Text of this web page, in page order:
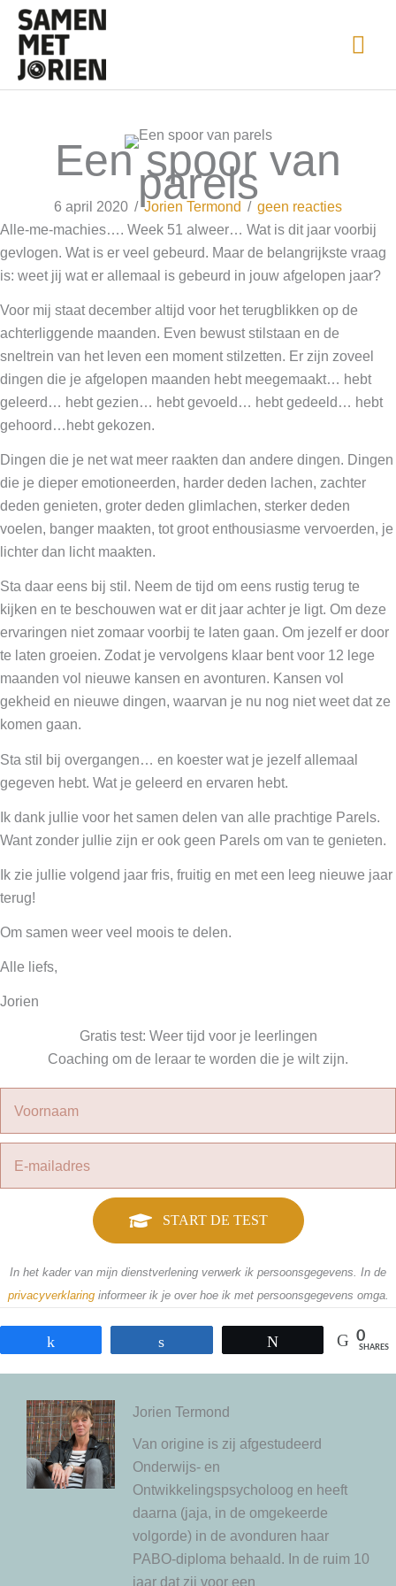
naar
inhoud
Een spoor van
parels
6 april 2020 /Jorien Termond / geen reacties
Alle-me-machies…. Week 51 alweer… Wat is dit jaar voorbij
gevlogen. Wat is er veel gebeurd. Maar de belangrijkste vraag
is: weet jij wat er allemaal is gebeurd in jouw afgelopen jaar?
Voor mij staat december altijd voor het terugblikken op de
achterliggende maanden. Even bewust stilstaan en de
sneltrein van het leven een moment stilzetten. Er zijn zoveel
dingen die je afgelopen maanden hebt meegemaakt… hebt
geleerd… hebt gezien… hebt gevoeld… hebt gedeeld… hebt
gehoord…hebt gekozen.
Dingen die je net wat meer raakten dan andere dingen. Dingen
die je dieper emotioneerden, harder deden lachen, zachter
deden genieten, groter deden glimlachen, sterker deden
voelen, banger maakten, tot groot enthousiasme vervoerden, je
lichter dan licht maakten.
Sta daar eens bij stil. Neem de tijd om eens rustig terug te
kijken en te beschouwen wat er dit jaar achter je ligt. Om deze
ervaringen niet zomaar voorbij te laten gaan. Om jezelf er door
te laten groeien. Zodat je vervolgens klaar bent voor 12 lege
maanden vol nieuwe kansen en avonturen. Kansen vol
gekheid en nieuwe dingen, waarvan je nu nog niet weet dat ze
komen gaan.
Sta stil bij overgangen… en koester wat je jezelf allemaal
gegeven hebt. Wat je geleerd en ervaren hebt.
Ik dank jullie voor het samen delen van alle prachtige Parels.
Want zonder jullie zijn er ook geen Parels om van te genieten.
Ik zie jullie volgend jaar fris, fruitig en met een leeg nieuwe jaar
terug!
Om samen weer veel moois te delen.
Alle liefs,
Jorien
Gratis test: Weer tijd voor je leerlingen
Coaching om de leraar te worden die je wilt zijn.
START DE TEST
In het kader van mijn dienstverlening verwerk ik persoonsgegevens. In de
privacyverklaringinformeer ik je over hoe ik met persoonsgegevens omga.
0
SHARES
Jorien Termond
Van origine is zij afgestudeerd
Onderwijs- en
Ontwikkelingspsycholoog en heeft
daarna (jaja, in de omgekeerde
volgorde) in de avonduren haar
PABO-diploma behaald. In de ruim 10
jaar dat zij voor een